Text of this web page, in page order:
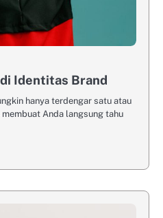
Identitas Brand
hanya terdengar satu atau
Anda langsung tahu